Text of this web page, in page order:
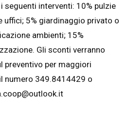
seguenti interventi: 10% pulzie
uffici; 5% giardinaggio privato o
ambienti; 15%
Gli sconti verranno
preventivo per maggiori
numero 349.8414429 o